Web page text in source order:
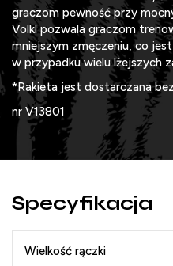
graczom pewność przy
Volkl pozwala graczom
mniejszym zmęczeniu, co
w przypadku wielu lżejszych
*Rakieta jest dostarczana
nr V13801
Specyfikacja
Wielkość rączki